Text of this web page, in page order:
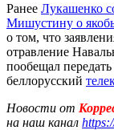
Ранее Лукашенко
Мишустину о
о том, что
отравление
пообещал
беллорусский
Новости от
на наш канал